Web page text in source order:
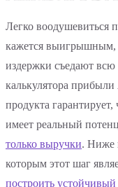
Легко воодушевиться
кажется выигрышным,
издержки съедают
калькулятора
продукта
имеет реальный
только выручки. Ниже
которым этот шаг
построить